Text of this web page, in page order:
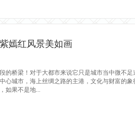
嫣红风景美如画
桥梁！对于大都市来说它只是城市当中微不足
心城市，海上丝绸之路的主港，文化与财富的
如果不是地...